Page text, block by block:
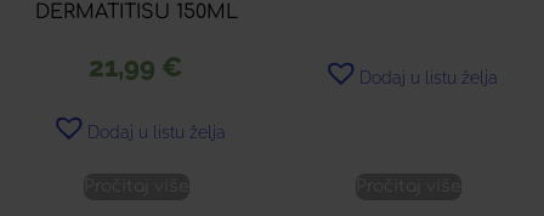
DERMATITISU 150ML
21,99 €
Dodaj u listu želja
Dodaj u listu želja